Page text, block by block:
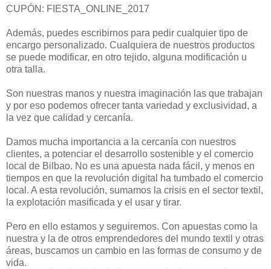
CUPÓN: FIESTA_ONLINE_2017
Además, puedes escribirnos para pedir cualquier tipo de
encargo personalizado. Cualquiera de nuestros productos
se puede modificar, en otro tejido, alguna modificación u
otra talla.
Son nuestras manos y nuestra imaginación las que trabajan
y por eso podemos ofrecer tanta variedad y exclusividad, a
la vez que calidad y cercanía.
Damos mucha importancia a la cercanía con nuestros
clientes, a potenciar el desarrollo sostenible y el comercio
local de Bilbao. No es una apuesta nada fácil, y menos en
tiempos en que la revolución digital ha tumbado el comercio
local. A esta revolución, sumamos la crisis en el sector textil,
la explotación masificada y el usar y tirar.
Pero en ello estamos y seguiremos. Con apuestas como la
nuestra y la de otros emprendedores del mundo textil y otras
áreas, buscamos un cambio en las formas de consumo y de
vida.